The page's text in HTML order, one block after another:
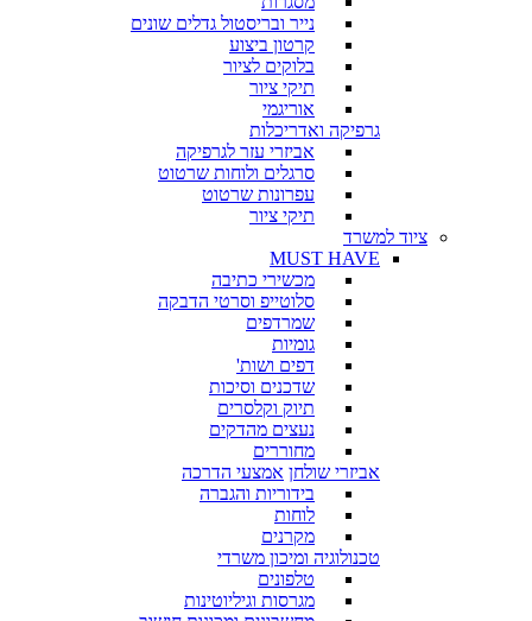
נייר ובריסטול גדלים שונים
קרטון ביצוע
בלוקים לציור
תיקי ציור
אוריגמי
גרפיקה ואדריכלות
אביזרי עזר לגרפיקה
סרגלים ולוחות שרטוט
עפרונות שרטוט
תיקי ציור
ציוד למשרד
MUST HAVE
מכשירי כתיבה
סלוטייפ וסרטי הדבקה
שמרדפים
גומיות
דפים ושות'
שדכנים וסיכות
תיוק וקלסרים
נעצים מהדקים
מחוררים
אביזרי שולחן אמצעי הדרכה
בידוריות והגברה
לוחות
מקרנים
טכנולוגיה ומיכון משרדי
טלפונים
מגרסות וגיליוטינות